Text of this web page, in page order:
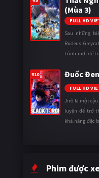
(Mùa 3)
FULL HD
Sau những
Rudeus
trình mới để
ngày càng khắc
#10 Đuốc Đen
FULL HD
Jirô là một cậu
luyện để trở
khả năng đặc
Phim được